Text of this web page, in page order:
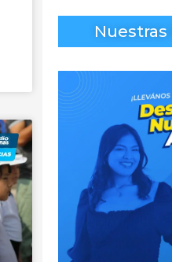
Nuestras